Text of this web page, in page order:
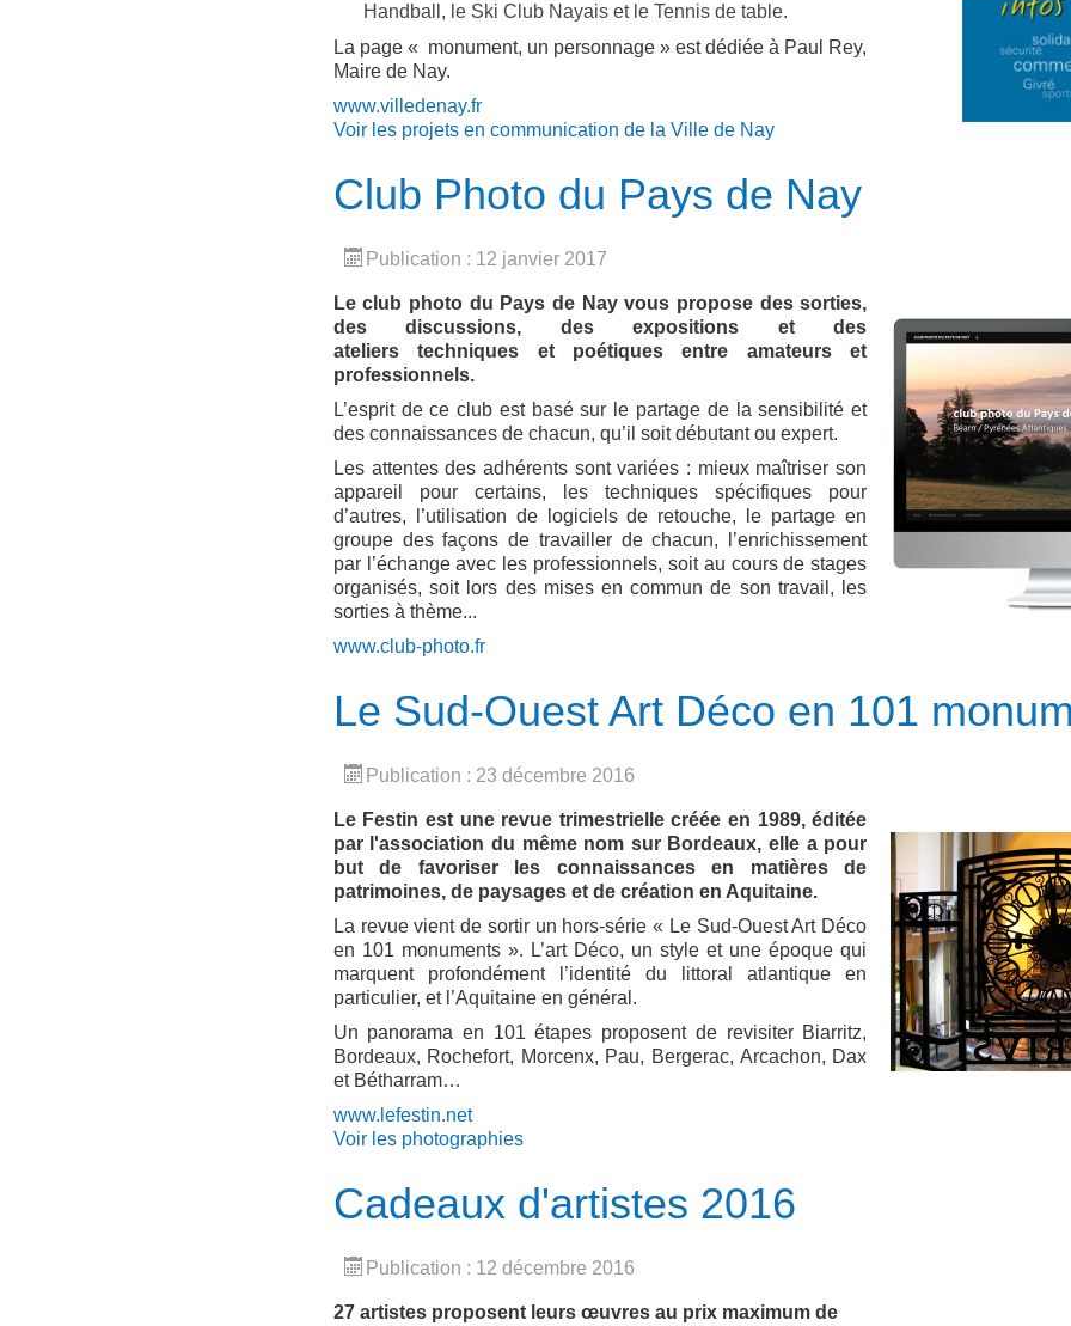
Handball, le Ski Club Nayais et le Tennis de table.
La page « monument, un personnage » est dédiée à Paul Rey,
Maire de Nay.
www.villedenay.fr
Voir les projets en communication de la Ville de Nay
Club Photo du Pays de Nay
Publication : 12 janvier 2017
Le club photo du Pays de Nay vous propose des sorties,
des discussions, des expositions et des
ateliers techniques et poétiques entre amateurs et
professionnels.
L’esprit de ce club est basé sur le partage de la sensibilité et
des connaissances de chacun, qu’il soit débutant ou expert.
Les attentes des adhérents sont variées : mieux maîtriser son
appareil pour certains, les techniques spécifiques pour
d’autres, l’utilisation de logiciels de retouche, le partage en
groupe des façons de travailler de chacun, l’enrichissement
par l’échange avec les professionnels, soit au cours de stages
organisés, soit lors des mises en commun de son travail, les
sorties à thème...
www.club-photo.fr
Le Sud-Ouest Art Déco en 101
Publication : 23 décembre 2016
Le Festin est une revue trimestrielle créée en 1989, éditée
par l'association du même nom sur Bordeaux, elle a pour
but de favoriser les connaissances en matières de
patrimoines, de paysages et de création en Aquitaine.
La revue vient de sortir un hors-série « Le Sud-Ouest Art Déco
en 101 monuments ». L’art Déco, un style et une époque qui
marquent profondément l’identité du littoral atlantique en
particulier, et l’Aquitaine en général.
Un panorama en 101 étapes proposent de revisiter Biarritz,
Bordeaux, Rochefort, Morcenx, Pau, Bergerac, Arcachon, Dax
et Bétharram…
www.lefestin.net
Voir les photographies
Cadeaux d'artistes 2016
Publication : 12 décembre 2016
27 artistes proposent leurs œuvres au prix maximum de